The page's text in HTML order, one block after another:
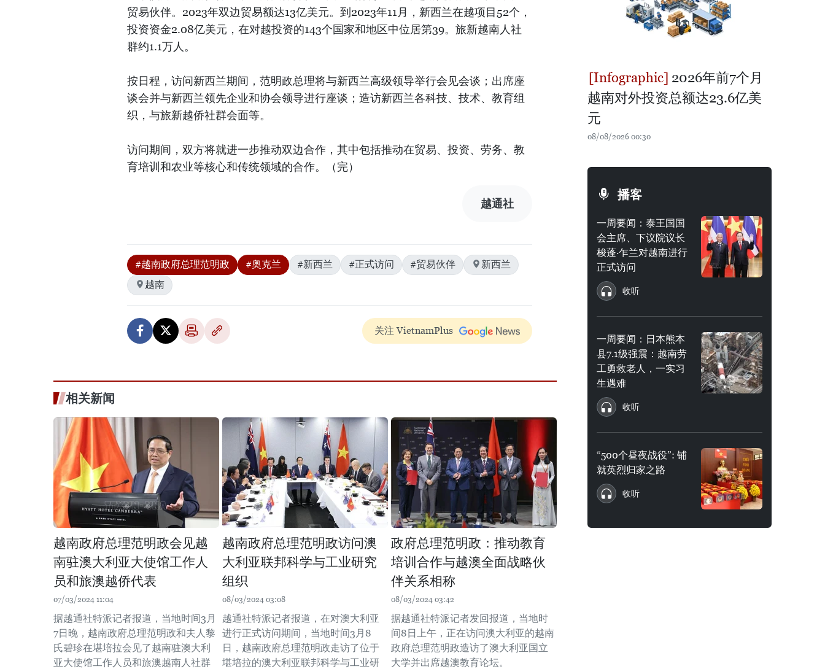
贸易伙伴。2023年双边贸易额达13亿美元。到2023年11月，新西兰在越项目52个，
投资资金2.08亿美元，在对越投资的143个国家和地区中位居第39。旅新越南人社
群约1.1万人。
按日程，访问新西兰期间，范明政总理将与新西兰高级领导举行会见会谈；出席座
谈会并与新西兰领先企业和协会领导进行座谈；造访新西兰各科技、技术、教育组
织，与旅新越侨社群会面等。
访问期间，双方将就进一步推动双边合作，其中包括推动在贸易、投资、劳务、教
育培训和农业等核心和传统领域的合作。（完）
越通社
#越南政府总理范明政 #奥克兰 #新西兰 #正式访问 #贸易伙伴
新西兰
越南
关注 VietnamPlus
相关新闻
越南政府总理范明政会见越
南驻澳大利亚大使馆工作人
员和旅澳越侨代表
07/03/2024 11:04
据越通社特派记者报道，当地时间3月
7日晚，越南政府总理范明政和夫人黎
氏碧珍在堪培拉会见了越南驻澳大利
亚大使馆工作人员和旅澳越南人社群
越南政府总理范明政访问澳
大利亚联邦科学与工业研究
组织
08/03/2024 03:08
越通社特派记者报道，在对澳大利亚
进行正式访问期间，当地时间3月8
日，越南政府总理范明政走访了位于
堪培拉的澳大利亚联邦科学与工业研
政府总理范明政：推动教育
培训合作与越澳全面战略伙
伴关系相称
08/03/2024 03:42
据越通社特派记者发回报道，当地时
间8日上午，正在访问澳大利亚的越南
政府总理范明政造访了澳大利亚国立
大学并出席越澳教育论坛。
2026年前7个月
越南对外投资总额达23.6亿美
元
08/08/2026 00:30
播客
一周要闻：泰王国国
会主席、下议院议长
梭蓬·乍兰对越南进行
正式访问
收听
一周要闻：日本熊本
县7.1级强震：越南劳
工勇救老人，一实习
生遇难
收听
“500个昼夜战役”: 铺
就英烈归家之路
收听